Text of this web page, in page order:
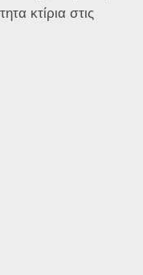
κτίρια στις